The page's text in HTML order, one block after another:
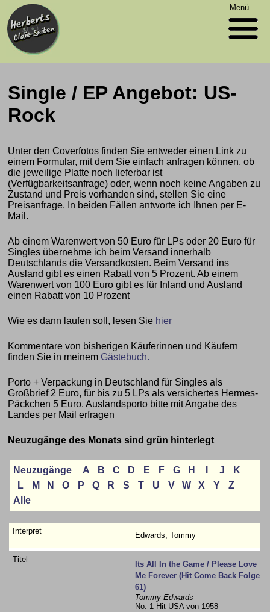
Menü
Single / EP Angebot: US-
Rock
Unter den Coverfotos finden Sie entweder einen Link zu
einem Formular, mit dem Sie einfach anfragen können, ob
die jeweilige Platte noch lieferbar ist
(Verfügbarkeitsanfrage) oder, wenn noch keine Angaben zu
Zustand und Preis vorhanden sind, stellen Sie eine
Preisanfrage. In beiden Fällen antworte ich Ihnen per E-
Mail.
Ab einem Warenwert von 50 Euro für LPs oder 20 Euro für
Singles übernehme ich beim Versand innerhalb
Deutschlands die Versandkosten. Beim Versand ins
Ausland gibt es einen Rabatt von 5 Prozent. Ab einem
Warenwert von 100 Euro gibt es für Inland und Ausland
einen Rabatt von 10 Prozent
Wie es dann laufen soll, lesen Sie hier
Kommentare von bisherigen Käuferinnen und Käufern
finden Sie in meinem Gästebuch.
Porto + Verpackung in Deutschland für Singles als
Großbrief 2 Euro, für bis zu 5 LPs als versichertes Hermes-
Päckchen 5 Euro. Auslandsporto bitte mit Angabe des
Landes per Mail erfragen
Neuzugänge des Monats sind grün hinterlegt
Neuzugänge A B C D E F G H J
K
L
M N O P Q R S T U V W X Y
Z
Alle
Edwards, Tommy
Its All In the Game / Please Love
Me Forever (Hit Come Back Folge
61)
Tommy Edwards
No. 1 Hit USA von 1958